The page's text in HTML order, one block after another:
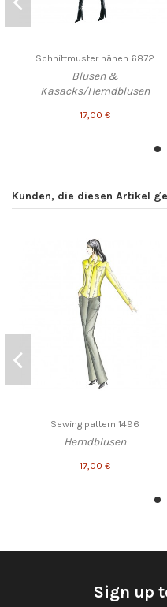
Schnittmuster nähen 6872
Blusen &
Kasacks/Hemdblusen
17,00 €
Kunden, die diesen Artikel
Sewing pattern 1496
Hemdblusen
17,00 €
Sign up